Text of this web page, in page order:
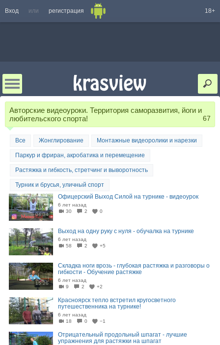
Вход или регистрация 18+
Авторские видеоуроки. Территория саморазвития, йоги и
любительского спорта!
67
Все Жонглирование Монтажные видеоролики и нарезки
Паркур и фриран, акробатика и перемещение
Растяжка и гибкость, стретчинг и выворотность
Турник и брусья, уличный спорт
04:34
Офицерский Выход Силой на турнике - видеоурок
6 лет назад
30
2 0
02:58
Выход на одну руку с нуля - обучалка на турнике
6 лет назад
58
2 +5
15:26
Складка ноги врозь - глубокая растяжка и разговоры о
гибкости - Обучение растяжке
6 лет назад
9
2 +2
15:10
Красноярск тепло встретил кругосветного
путешественника на турнике!
6 лет назад
18
0 −1
Отрицательный продольный шпагат - лучшие
упражнения для растяжки на шпагат